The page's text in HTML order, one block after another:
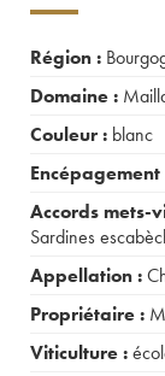
Région :
Domaine :
Couleur : blanc
Encépagement
Accords mets-
Sardines
Appellation :
Propriétaire :
Viticulture :